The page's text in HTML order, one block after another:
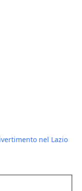
nel Lazio